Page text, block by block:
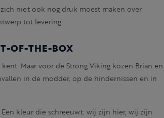
niet ook nog druk moest maken over
tot levering.
OF-THE-BOX
Maar voor de Strong Viking kozen Brian en
in de modder, op de hindernissen en in
kleur die schreeuwt: wij zijn hier, wij zijn